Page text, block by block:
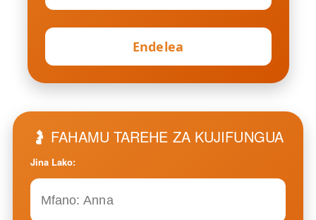
Endelea
🤰 FAHAMU TAREHE ZA KUJIFUNGUA
Jina Lako: